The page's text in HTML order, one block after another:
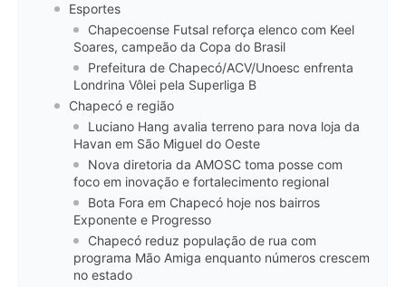
Esportes
Chapecoense Futsal reforça elenco com Keel
Soares, campeão da Copa do Brasil
Prefeitura de Chapecó/ACV/Unoesc enfrenta
Londrina Vôlei pela Superliga B
Chapecó e região
Luciano Hang avalia terreno para nova loja da
Havan em São Miguel do Oeste
Nova diretoria da AMOSC toma posse com
foco em inovação e fortalecimento regional
Bota Fora em Chapecó hoje nos bairros
Exponente e Progresso
Chapecó reduz população de rua com
programa Mão Amiga enquanto números crescem
no estado